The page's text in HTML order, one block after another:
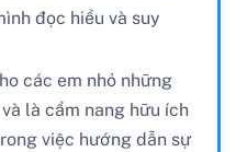
đọc hiểu và suy
các em nhỏ những
là cẩm nang hữu ích
việc hướng dẫn sự